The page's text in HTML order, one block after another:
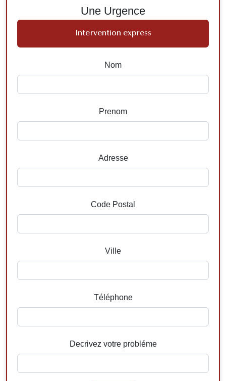
Une Urgence
Intervention express
Nom
Prenom
Adresse
Code Postal
Ville
Téléphone
Decrivez votre probléme